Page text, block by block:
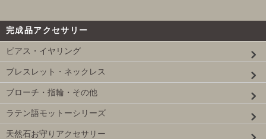
完成品アクセサリー
ピアス・イヤリング
ブレスレット・ネックレス
ブローチ・指輪・その他
ラテン語モットーシリーズ
天然石お守りアクセサリー